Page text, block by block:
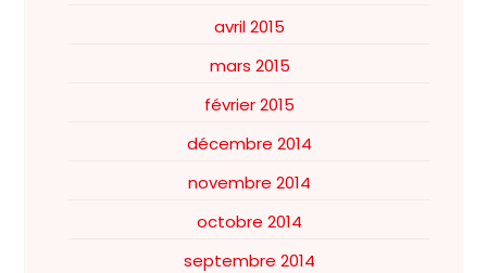
avril 2015
mars 2015
février 2015
décembre 2014
novembre 2014
octobre 2014
septembre 2014